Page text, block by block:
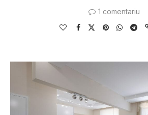
1 comentariu